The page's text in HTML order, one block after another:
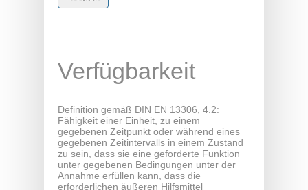
Verfügbarkeit
Definition gemäß DIN EN 13306, 4.2:
Fähigkeit einer Einheit, zu einem
gegebenen Zeitpunkt oder während eines
gegebenen Zeitintervalls in einem Zustand
zu sein, dass sie eine geforderte Funktion
unter gegebenen Bedingungen unter der
Annahme erfüllen kann, dass die
erforderlichen äußeren Hilfsmittel